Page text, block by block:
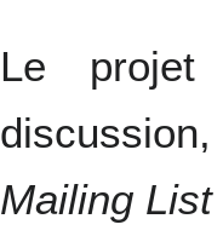
Le
Mailing List